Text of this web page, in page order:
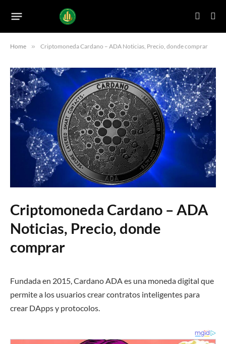
Home » Criptomoneda Cardano – ADA Noticias, Precio, donde comprar
Criptomoneda Cardano – ADA
Noticias, Precio, donde
comprar
Fundada en 2015, Cardano ADA es una moneda digital que
permite a los usuarios crear contratos inteligentes para
crear DApps y protocolos.